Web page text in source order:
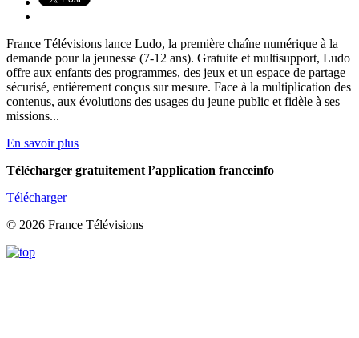
France Télévisions lance Ludo, la première chaîne numérique à la
demande pour la jeunesse (7-12 ans). Gratuite et multisupport, Ludo
offre aux enfants des programmes, des jeux et un espace de partage
sécurisé, entièrement conçus sur mesure. Face à la multiplication des
contenus, aux évolutions des usages du jeune public et fidèle à ses
missions...
En savoir plus
Télécharger gratuitement l’application franceinfo
Télécharger
© 2026 France Télévisions